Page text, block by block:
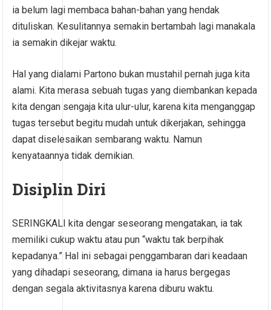
ia belum lagi membaca bahan-bahan yang hendak
dituliskan. Kesulitannya semakin bertambah lagi manakala
ia semakin dikejar waktu.
Hal yang dialami Partono bukan mustahil pernah juga kita
alami. Kita merasa sebuah tugas yang diembankan kepada
kita dengan sengaja kita ulur-ulur, karena kita menganggap
tugas tersebut begitu mudah untuk dikerjakan, sehingga
dapat diselesaikan sembarang waktu. Namun
kenyataannya tidak demikian.
Disiplin Diri
SERINGKALI kita dengar seseorang mengatakan, ia tak
memiliki cukup waktu atau pun “waktu tak berpihak
kepadanya.” Hal ini sebagai penggambaran dari keadaan
yang dihadapi seseorang, dimana ia harus bergegas
dengan segala aktivitasnya karena diburu waktu.